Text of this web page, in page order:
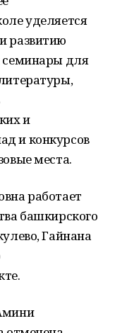
уделяется
развитию
семинары для
и
и конкурсов
места.
работает
башкирского
Гайнана